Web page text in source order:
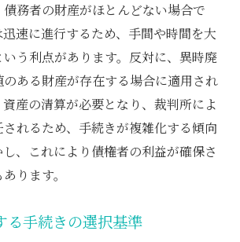
務者の財産がほとんどない場合で
速に進行するため、手間や時間を大
う利点があります。反対に、異時廃
のある財産が存在する場合に適用され
産の清算が必要となり、裁判所によ
れるため、手続きが複雑化する傾向
、これにより債権者の利益が確保さ
ります。
る手続きの選択基準